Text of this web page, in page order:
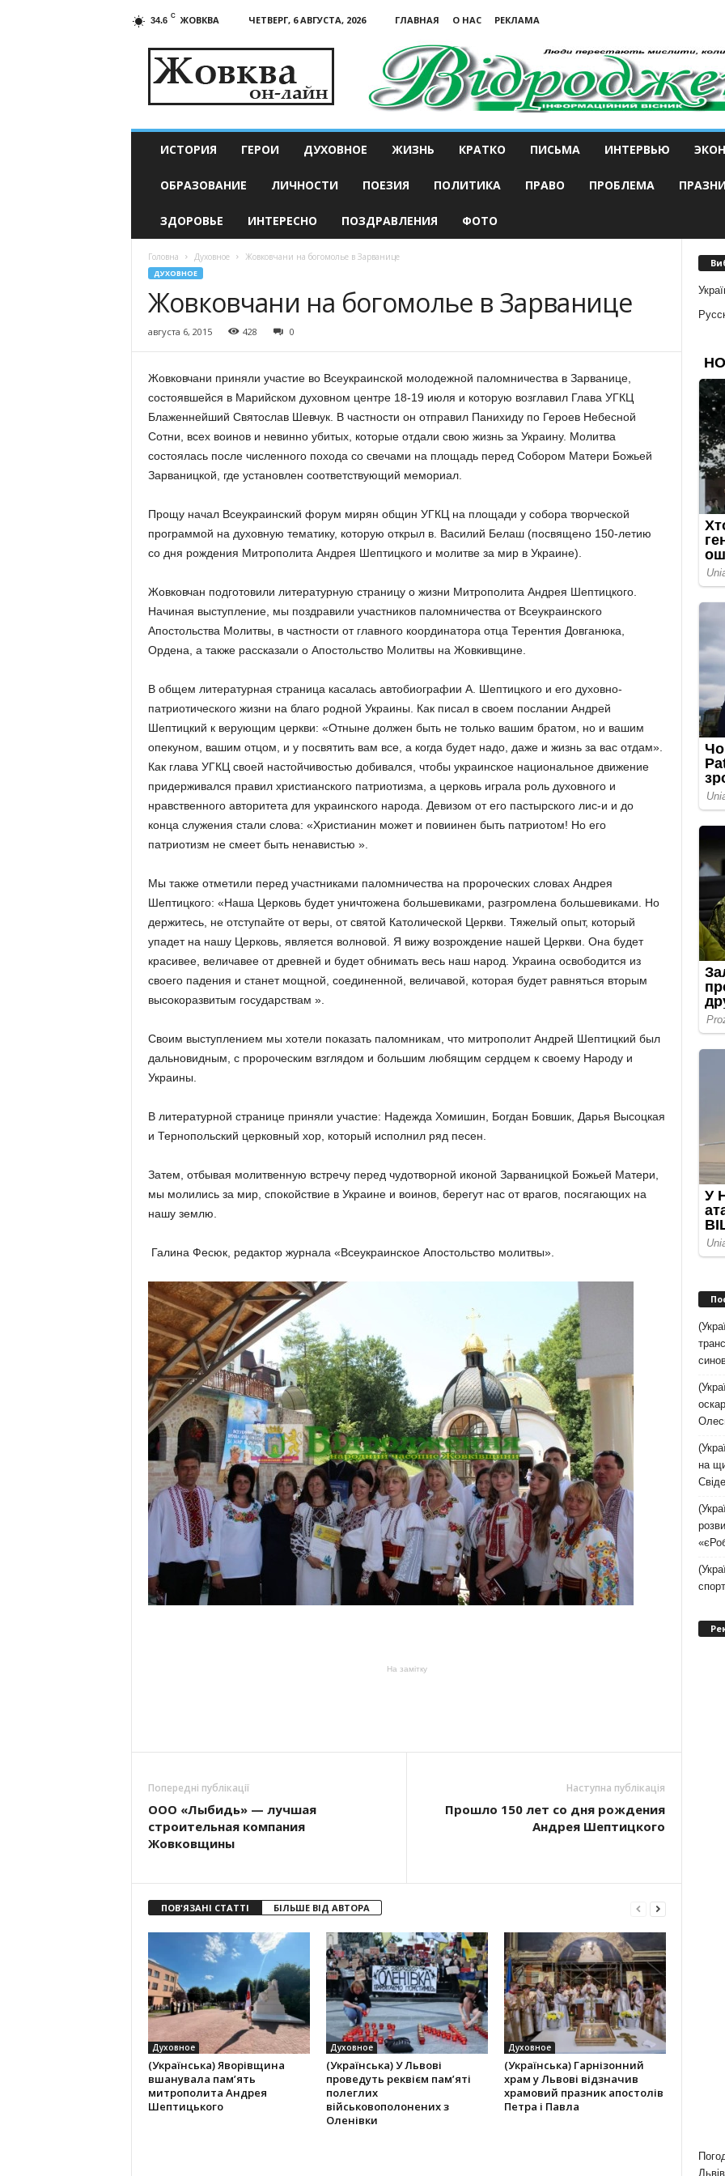
34.6 C ЖОВКВА ЧЕТВЕРГ, 6 АВГУСТА, 2026 ГЛАВНАЯ О НАС
РЕКЛАМА
онлайн
новости
ИСТОРИЯ ГЕРОИ ДУХОВНОЕ ЖИЗНЬ КРАТКО ПИСЬМА ИНТЕРВЬЮ
ОБРАЗОВАНИЕ ЛИЧНОСТИ ПОЕЗИЯ ПОЛИТИКА ПРАВО ПРОБЛЕМА
ЗДОРОВЬЕ ИНТЕРЕСНО ПОЗДРАВЛЕНИЯ ФОТО
Головна Духовное Жовковчани на богомолье в Зарванице
ДУХОВНОЕ
Жовковчани на богомолье в Зарванице
августа 6, 2015 428 0
Жовковчани приняли участие во Всеукраинской молодежной паломничества в Зарванице,
состоявшейся в Марийском духовном центре 18-19 июля и которую возглавил Глава УГКЦ
Блаженнейший Святослав Шевчук. В частности он отправил Панихиду по Героев Небесной
Сотни, всех воинов и невинно убитых, которые отдали свою жизнь за Украину. Молитва
состоялась после численного похода со свечами на площадь перед Собором Матери Божьей
Зарваницкой, где установлен соответствующий мемориал.
Прощу начал Всеукраинский форум мирян общин УГКЦ на площади у собора творческой
программой на духовную тематику, которую открыл в. Василий Белаш (посвящено 150-летию
со дня рождения Митрополита Андрея Шептицкого и молитве за мир в Украине).
Жовковчан подготовили литературную страницу о жизни Митрополита Андрея Шептицкого.
Начиная выступление, мы поздравили участников паломничества от Всеукраинского
Апостольства Молитвы, в частности от главного координатора отца Терентия Довганюка,
Ордена, а также рассказали о Апостольство Молитвы на Жовкивщине.
В общем литературная страница касалась автобиографии А. Шептицкого и его духовно-
патриотического жизни на благо родной Украины. Как писал в своем послании Андрей
Шептицкий к верующим церкви: «Отныне должен быть не только вашим братом, но и вашим
опекуном, вашим отцом, и у посвятить вам все, а когда будет надо, даже и жизнь за вас отдам».
Как глава УГКЦ своей настойчивостью добивался, чтобы украинское национальное движение
придерживался правил христианского патриотизма, а церковь играла роль духовного и
нравственного авторитета для украинского народа. Девизом от его пастырского лис-и и до
конца служения стали слова: «Христианин может и повиинен быть патриотом! Но его
патриотизм не смеет быть ненавистью ».
Мы также отметили перед участниками паломничества на пророческих словах Андрея
Шептицкого: «Наша Церковь будет уничтожена большевиками, разгромлена большевиками. Но
держитесь, не отступайте от веры, от святой Католической Церкви. Тяжелый опыт, который
упадет на нашу Церковь, является волновой. Я вижу возрождение нашей Церкви. Она будет
красивее, величавее от древней и будет обнимать весь наш народ. Украина освободится из
своего падения и станет мощной, соединенной, величавой, которая будет равняться вторым
высокоразвитым государствам ».
Своим выступлением мы хотели показать паломникам, что митрополит Андрей Шептицкий был
дальновидным, с пророческим взглядом и большим любящим сердцем к своему Народу и
Украины.
В литературной странице приняли участие: Надежда Хомишин, Богдан Бовшик, Дарья Высоцкая
и Тернопольский церковный хор, который исполнил ряд песен.
Затем, отбывая молитвенную встречу перед чудотворной иконой Зарваницкой Божьей Матери,
мы молились за мир, спокойствие в Украине и воинов, берегут нас от врагов, посягающих на
нашу землю.
Галина Фесюк, редактор журнала «Всеукраинское Апостольство молитвы».
На замітку
Попередні публікації
ООО «Лыбидь» — лучшая
строительная компания
Жовковщины
Наступна публікація
Прошло 150 лет со дня рождения
Андрея Шептицкого
ПОВ'ЯЗАНІ СТАТТІ БІЛЬШЕ ВІД АВТОРА
Духовное
(Українська) Яворівщина
вшанувала памʼять
митрополита Андрея
Шептицького
Духовное
(Українська) У Львові
проведуть реквієм пам’яті
полеглих
військовополонених з
Оленівки
Духовное
(Українська) Гарнізонний
храм у Львові відзначив
храмовий празник апостолів
Петра і Павла
на
Львів